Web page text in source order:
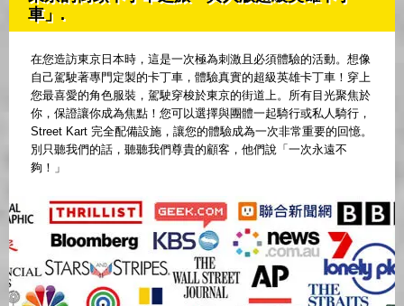
車」.
在您造訪東京日本時，這是一次極為刺激且必須體驗的活動。想像
自己駕駛著專門定製的卡丁車，體驗真實的超級英雄卡丁車！穿上
您最喜愛的角色服裝，駕駛穿梭於東京的街道上。所有目光聚焦於
你，保證讓你成為焦點！您可以選擇與團體一起騎行或私人騎行，
Street Kart 完全配備設施，讓您的體驗成為一次非常重要的回憶。
別只聽我們的話，聽聽我們尊貴的顧客，他們說「一次永遠不
夠！」